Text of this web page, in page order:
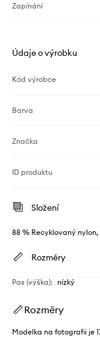
Zapínání
Údaje o výrobku
Kód výrobce
Barva
Značka
ID produktu
Složení
88 % Recyklovaný
Rozměry
Pas (výška): nízký
Rozměry
Modelka na fotografii je